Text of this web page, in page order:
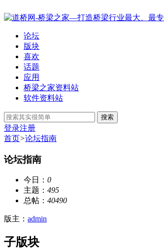
论坛
版块
喜欢
话题
应用
桥梁之家资料站
软件资料站
搜索
登录注册
首页>论坛指南
论坛指南
今日： 0
主题： 495
总帖： 40490
版主： admin
子版块